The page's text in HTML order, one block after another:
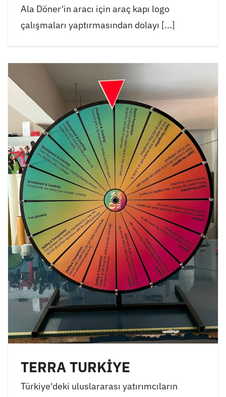
Ala Döner'in aracı için araç kapı logo
çalışmaları yaptırmasından dolayı [...]
TERRA TURKİYE
Türkiye'deki uluslararası yatırımcıların